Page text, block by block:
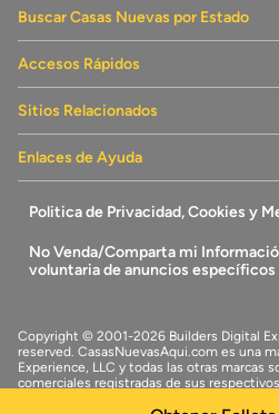
Buscar Casas Nuevas por Estado
Accesos Rápidos
Sitios Relacionados
Enlaces de Ayuda
Politica de Privacidad, Cookies y
No Venda/Comparta mi
voluntaria de anuncios específicos
Copyright © 2001-2026 Builders Digital
reserved. CasasNuevasAqui.com es una
Experience, LLC y todas las otras marcas
comerciales registradas de sus